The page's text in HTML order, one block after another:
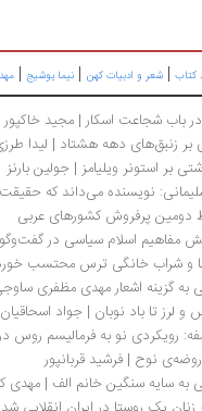
کتاب | شعر و ادبیات کهن | نیما یوشیج |
در باب شجاعت اسکار | مجید خاکپور
بر زنبق‌های دهه هشتاد | لیدا
بر استونر ویلیامز | جولین بارنز
نویسنده می‌داند که
دومین پرفروش کشورهای عربی
مفاهیم اسلام سیاسی در
و شراب خانگی ترس محتسب
به گزینه اشعار مهدی مظفری
و لرز تا باد نوبان | جواد اسحاقیان
رویکردی نو به فرمالیسم
روضه‌ی نوح | فرشید قربانپور
به سایه سنگین خانم الف | مهدی